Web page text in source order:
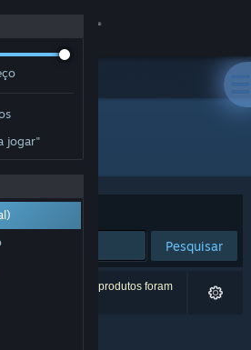
jogar"
Pesquisar
à tua pesquisa. 2 produtos foram
preferências.